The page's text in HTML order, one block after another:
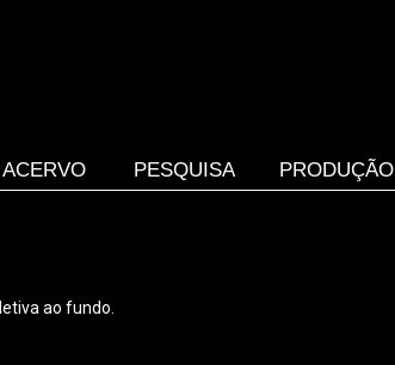
ACERVO PESQUISA PRODUÇÃO
ao fundo.